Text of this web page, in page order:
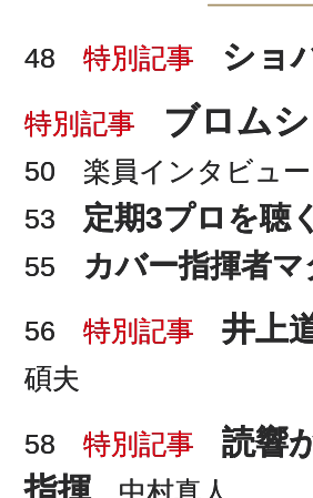
48 特別記事 ショ
特別記事 ブロム
50 楽員インタビュー
53 定期3プロを聴く
55
カバー指揮者
56 特別記事 井上
碩夫
58 特別記事
読響
指揮中村真人